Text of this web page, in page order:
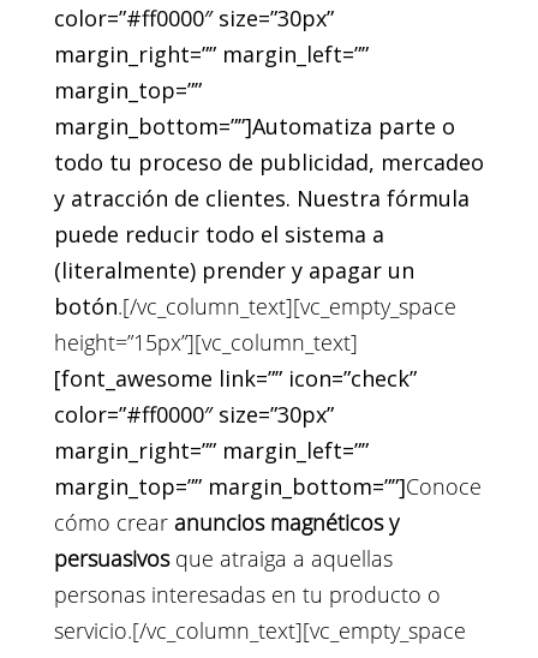
color=”#ff0000″ size=”30px”
margin_right=”” margin_left=””
margin_top=””
margin_bottom=””]Automatiza parte o
todo tu proceso de publicidad, mercadeo
y atracción de clientes. Nuestra fórmula
puede reducir todo el sistema a
(literalmente) prender y apagar un
botón.[/vc_column_text][vc_empty_space
height=”15px”][vc_column_text]
[font_awesome link=”” icon=”check”
color=”#ff0000″ size=”30px”
margin_right=”” margin_left=””
margin_top=”” margin_bottom=””]Conoce
cómo crear anuncios magnéticos y
persuasivosque atraiga a aquellas
personas interesadas en tu producto o
servicio.[/vc_column_text][vc_empty_space